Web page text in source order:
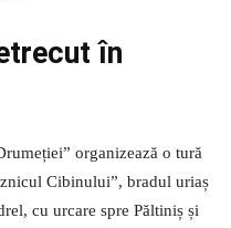
în
organizează o tură
Cibinului”, bradul uriaș
cu urcare spre Păltiniș și